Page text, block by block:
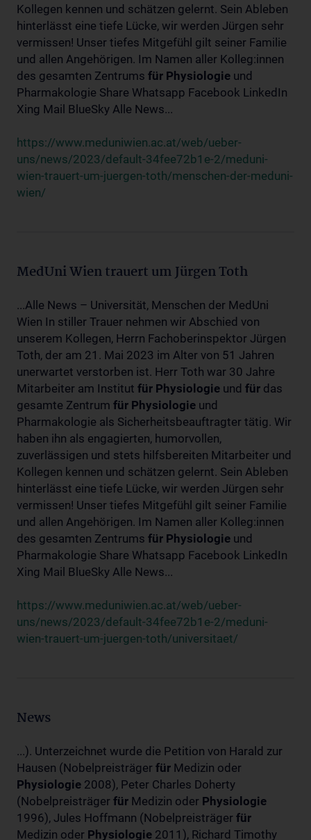
Kollegen kennen und schätzen gelernt. Sein Ableben
hinterlässt eine tiefe Lücke, wir werden Jürgen sehr
vermissen! Unser tiefes Mitgefühl gilt seiner Familie
und allen Angehörigen. Im Namen aller Kolleg:innen
des gesamten Zentrums für Physiologie und
Pharmakologie Share Whatsapp Facebook LinkedIn
Xing Mail BlueSky Alle News...
https://www.meduniwien.ac.at/web/ueber-
uns/news/2023/default-34fee72b1e-2/meduni-
wien-trauert-um-juergen-toth/menschen-der-meduni-
wien/
MedUni Wien trauert um Jürgen Toth
...Alle News – Universität, Menschen der MedUni
Wien In stiller Trauer nehmen wir Abschied von
unserem Kollegen, Herrn Fachoberinspektor Jürgen
Toth, der am 21. Mai 2023 im Alter von 51 Jahren
unerwartet verstorben ist. Herr Toth war 30 Jahre
Mitarbeiter am Institut für Physiologie und für das
gesamte Zentrum für Physiologie und
Pharmakologie als Sicherheitsbeauftragter tätig. Wir
haben ihn als engagierten, humorvollen,
zuverlässigen und stets hilfsbereiten Mitarbeiter und
Kollegen kennen und schätzen gelernt. Sein Ableben
hinterlässt eine tiefe Lücke, wir werden Jürgen sehr
vermissen! Unser tiefes Mitgefühl gilt seiner Familie
und allen Angehörigen. Im Namen aller Kolleg:innen
des gesamten Zentrums für Physiologie und
Pharmakologie Share Whatsapp Facebook LinkedIn
Xing Mail BlueSky Alle News...
https://www.meduniwien.ac.at/web/ueber-
uns/news/2023/default-34fee72b1e-2/meduni-
wien-trauert-um-juergen-toth/universitaet/
News
...). Unterzeichnet wurde die Petition von Harald zur
Hausen (Nobelpreisträger für Medizin oder
Physiologie 2008), Peter Charles Doherty
(Nobelpreisträger für Medizin oder Physiologie
1996), Jules Hoffmann (Nobelpreisträger für
Medizin oder Physiologie 2011), Richard Timothy